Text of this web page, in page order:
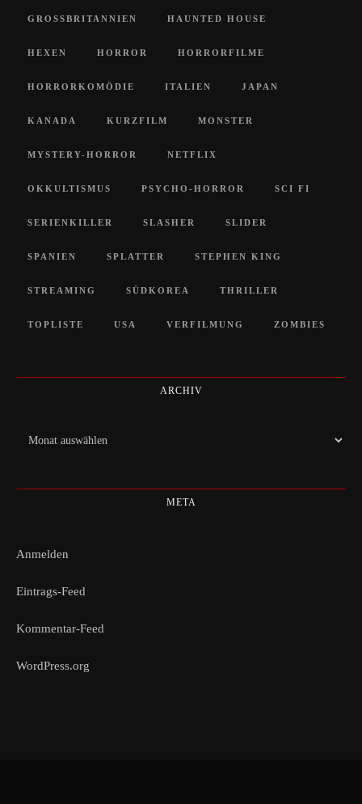
GROSSBRITANNIEN HAUNTED HOUSE
HEXEN HORROR HORRORFILME
HORRORKOMÖDIE ITALIEN JAPAN
KANADA KURZFILM MONSTER
MYSTERY-HORROR NETFLIX
OKKULTISMUS PSYCHO-HORROR SCI FI
SERIENKILLER SLASHER SLIDER
SPANIEN SPLATTER STEPHEN KING
STREAMING SÜDKOREA THRILLER
TOPLISTE USA VERFILMUNG ZOMBIES
ARCHIV
Archiv
META
Anmelden
Eintrags-Feed
Kommentar-Feed
WordPress.org